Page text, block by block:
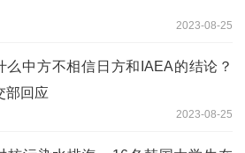
2023-08-25
么中方不相信日方和IAEA的结论？
部回应
2023-08-25